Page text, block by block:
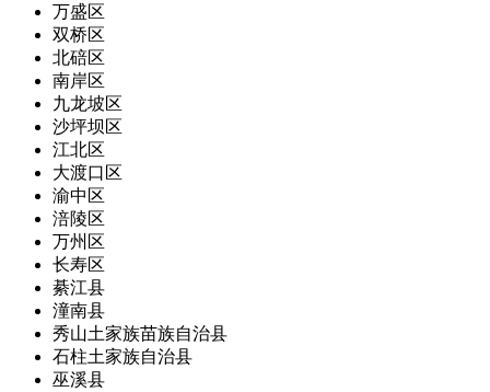
万盛区
双桥区
北碚区
南岸区
九龙坡区
沙坪坝区
江北区
大渡口区
渝中区
涪陵区
万州区
长寿区
綦江县
潼南县
秀山土家族苗族自治县
石柱土家族自治县
巫溪县